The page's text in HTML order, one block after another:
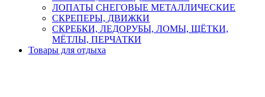
ЛОПАТЫ СНЕГОВЫЕ МЕТАЛЛИЧЕСКИЕ
СКРЕПЕРЫ, ДВИЖКИ
СКРЕБКИ, ЛЕДОРУБЫ, ЛОМЫ, ЩЁТКИ,
МЁТЛЫ, ПЕРЧАТКИ
Товары для отдыха